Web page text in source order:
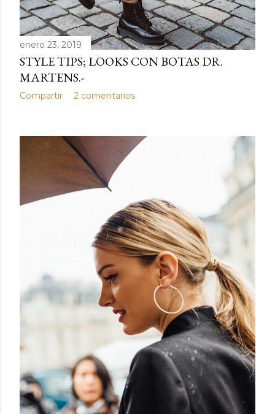
enero 23, 2019
STYLE TIPS; LOOKS CON BOTAS DR.
MARTENS.-
Compartir 2 comentarios